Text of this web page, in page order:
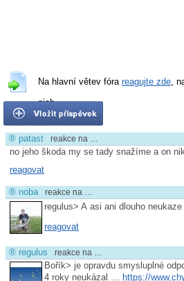
Na hlavní větev fóra reagujte zde,
nich.
® patast reakce na …
no jeho škoda my se tady snažíme a on
reagovat
® noba reakce na …
regulus> A asi ani dlouho neukaze
reagovat
® regulus reakce na …
Bořík> je opravdu smysluplné
4 roky neukázal …
https://